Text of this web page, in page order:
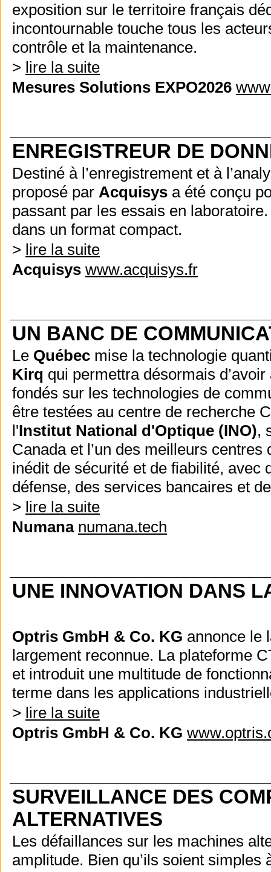
exposition sur le territoire français
incontournable touche tous les
contrôle et la maintenance.
> lire la suite
Mesures Solutions EXPO2026
ENREGISTREUR DE
Destiné à l’enregistrement et à
proposé par Acquisys a été conçu
passant par les essais en
dans un format compact.
> lire la suite
Acquisys www.acquisys.fr
UN BANC DE
Le Québec mise la technologie
Kirq qui permettra désormais
fondés sur les technologies de
être testées au centre de recherche
l'Institut National d'Optique (INO),
Canada et l’un des meilleurs
inédit de sécurité et de fiabilité, avec
défense, des services bancaires et
> lire la suite
Numana numana.tech
UNE INNOVATION DANS
Optris GmbH & Co. KG annonce le
largement reconnue. La plateforme
et introduit une multitude de
terme dans les applications
> lire la suite
Optris GmbH & Co. KG
SURVEILLANCE DES
ALTERNATIVES
Les défaillances sur les machines
amplitude. Bien qu’ils soient